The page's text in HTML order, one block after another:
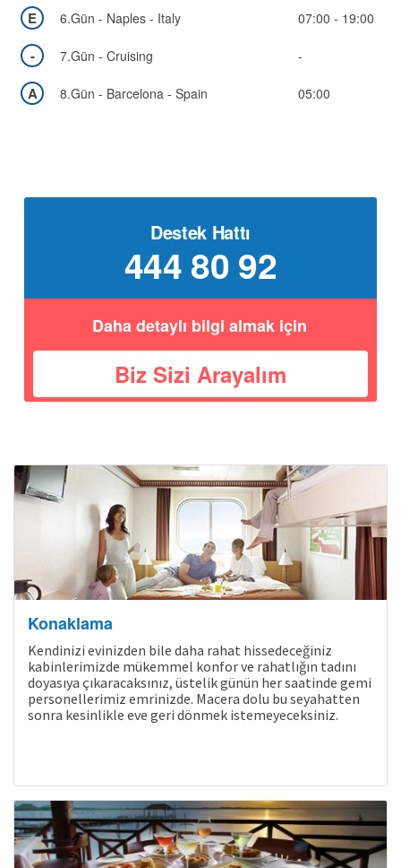
Bölgeler
E 6.Gün - Naples - Italy 07:00 - 19:00
- 7.Gün - Cruising -
A 8.Gün - Barcelona - Spain 05:00
Destek Hattı
444 80 92
Daha detaylı bilgi almak için
Biz Sizi Arayalım
Konaklama
Kendinizi evinizden bile daha rahat hissedeceğiniz
kabinlerimizde mükemmel konfor ve rahatlığın tadını
doyasıya çıkaracaksınız, üstelik günün her saatinde gemi
personellerimiz emrinizde. Macera dolu bu seyahatten
sonra kesinlikle eve geri dönmek istemeyeceksiniz.